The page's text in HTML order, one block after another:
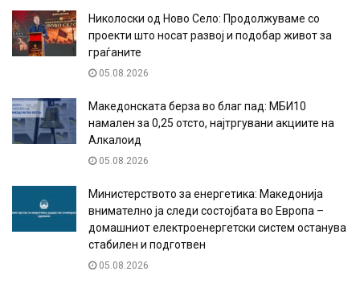
Николоски од Ново Село: Продолжуваме со
проекти што носат развој и подобар живот за
граѓаните
05.08.2026
Македонската берза во благ пад: МБИ10
намален за 0,25 отсто, најтргувани акциите на
Алкалоид
05.08.2026
Министерството за енергетика: Македонија
внимателно ја следи состојбата во Европа –
домашниот електроенергетски систем останува
стабилен и подготвен
05.08.2026